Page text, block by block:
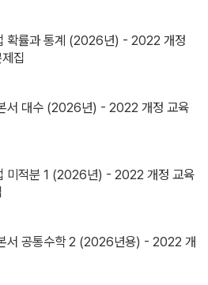
확률과 통계 (2026년) - 2022 개정
집
서 대수 (2026년) - 2022 개정 교육
미적분 1 (2026년) - 2022 개정 교육
서 공통수학 2 (2026년용) - 2022 개